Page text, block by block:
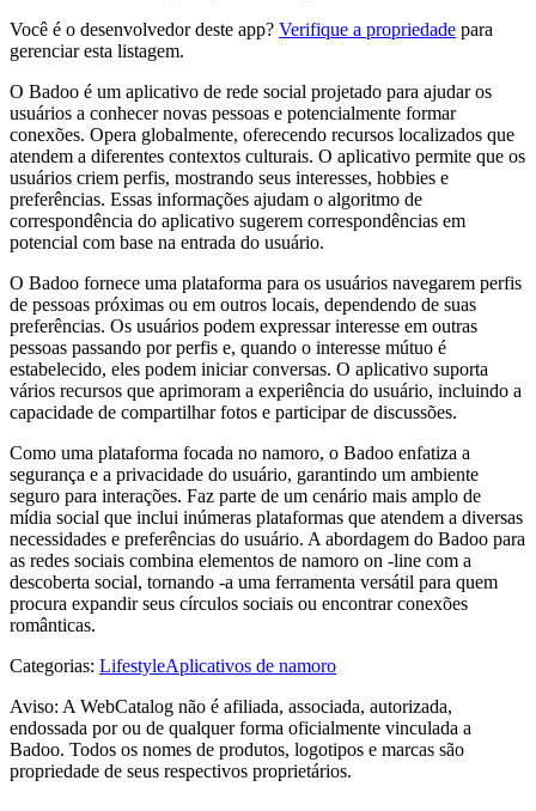
Você é o desenvolvedor deste app? Verifique a propriedade para
gerenciar esta listagem.
O Badoo é um aplicativo de rede social projetado para ajudar os
usuários a conhecer novas pessoas e potencialmente formar
conexões. Opera globalmente, oferecendo recursos localizados que
atendem a diferentes contextos culturais. O aplicativo permite que os
usuários criem perfis, mostrando seus interesses, hobbies e
preferências. Essas informações ajudam o algoritmo de
correspondência do aplicativo sugerem correspondências em
potencial com base na entrada do usuário.
O Badoo fornece uma plataforma para os usuários navegarem perfis
de pessoas próximas ou em outros locais, dependendo de suas
preferências. Os usuários podem expressar interesse em outras
pessoas passando por perfis e, quando o interesse mútuo é
estabelecido, eles podem iniciar conversas. O aplicativo suporta
vários recursos que aprimoram a experiência do usuário, incluindo a
capacidade de compartilhar fotos e participar de discussões.
Como uma plataforma focada no namoro, o Badoo enfatiza a
segurança e a privacidade do usuário, garantindo um ambiente
seguro para interações. Faz parte de um cenário mais amplo de
mídia social que inclui inúmeras plataformas que atendem a diversas
necessidades e preferências do usuário. A abordagem do Badoo para
as redes sociais combina elementos de namoro on -line com a
descoberta social, tornando -a uma ferramenta versátil para quem
procura expandir seus círculos sociais ou encontrar conexões
românticas.
Categorias: LifestyleAplicativos de namoro
Aviso: A WebCatalog não é afiliada, associada, autorizada,
endossada por ou de qualquer forma oficialmente vinculada a
Badoo. Todos os nomes de produtos, logotipos e marcas são
propriedade de seus respectivos proprietários.